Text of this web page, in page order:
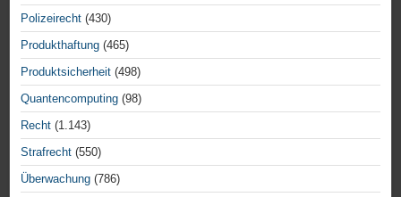
Polizeirecht (430)
Produkthaftung (465)
Produktsicherheit (498)
Quantencomputing (98)
Recht (1.143)
Strafrecht (550)
Überwachung (786)